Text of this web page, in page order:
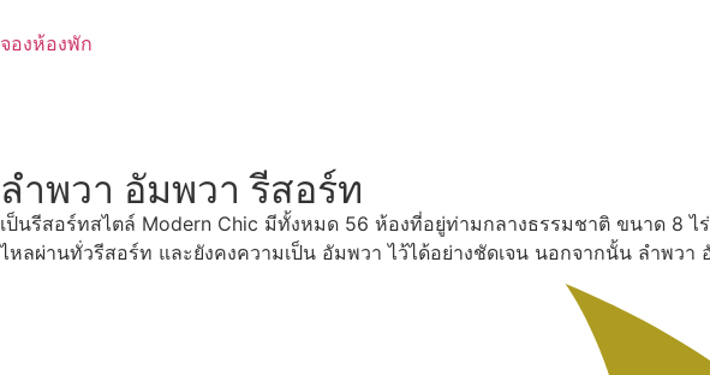
to
จองห้องพัก
ลำพวา อัมพวา รีสอร์ท
เป็นรีสอร์ทสไตล์ Modern Chic มีทั้งหมด 56 ห้องที่อยู่ท่ามกลางธรรมชาติ ขนาด 8
ไหลผ่านทั่วรีสอร์ท และยังคงความเป็น อัมพวา ไว้ได้อย่างชัดเจน นอกจากนั้น ลำพว